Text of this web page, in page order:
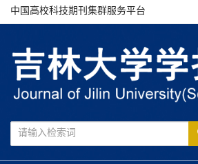
中国高校科技期刊集群服务平台